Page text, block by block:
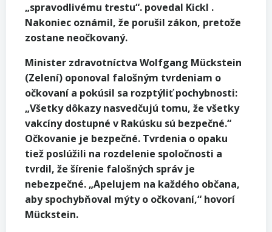
„spravodlivému trestu“. povedal Kickl .
Nakoniec oznámil, že porušil zákon, pretože
zostane neočkovaný.
Minister zdravotníctva Wolfgang Mückstein
(Zelení) oponoval falošným tvrdeniam o
očkovaní a pokúsil sa rozptýliť pochybnosti:
„Všetky dôkazy nasvedčujú tomu, že všetky
vakcíny dostupné v Rakúsku sú bezpečné.“
Očkovanie je bezpečné. Tvrdenia o opaku
tiež poslúžili na rozdelenie spoločnosti a
tvrdil, že šírenie falošných správ je
nebezpečné. „Apelujem na každého občana,
aby spochybňoval mýty o očkovaní,“ hovorí
Mückstein.